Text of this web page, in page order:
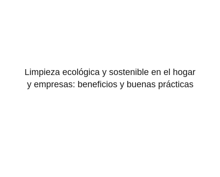
Limpieza ecológica y sostenible en el hogar
y empresas: beneficios y buenas prácticas